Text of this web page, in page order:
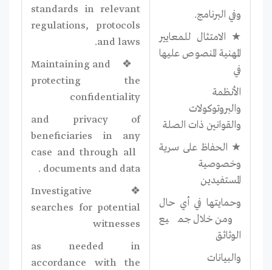
وفي البرنامج.
★ الامتثال للمعايير
المهنية المنصوص عليها
في
الأنظمة
والبروتوكولات
والقوانين ذات الصلة
★ الحفاظ على سرية
وخصوصية
المستفيدين
وحمايتها في أي حال
ومن خلال جميع
الوثائق
والبيانات
standards in relevant
regulations, protocols
and laws.
❖ Maintaining and
protecting the
confidentiality
and privacy of
beneficiaries in any
case and through all
documents and data .
❖ Investigative
searches for potential
witnesses
as needed in
accordance with the